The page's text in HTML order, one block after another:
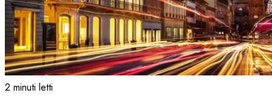
2 minuti letti